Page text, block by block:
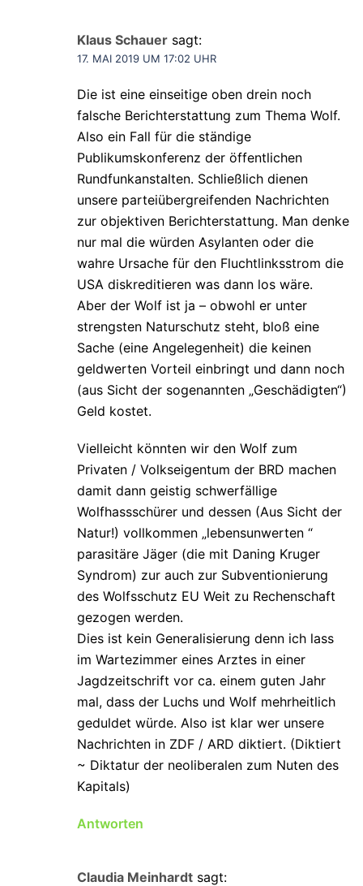
Klaus Schauer sagt:
17. MAI 2019 UM 17:02 UHR
Die ist eine einseitige oben drein noch
falsche Berichterstattung zum Thema Wolf.
Also ein Fall für die ständige
Publikumskonferenz der öffentlichen
Rundfunkanstalten. Schließlich dienen
unsere parteiübergreifenden Nachrichten
zur objektiven Berichterstattung. Man denke
nur mal die würden Asylanten oder die
wahre Ursache für den Fluchtlinksstrom die
USA diskreditieren was dann los wäre.
Aber der Wolf ist ja – obwohl er unter
strengsten Naturschutz steht, bloß eine
Sache (eine Angelegenheit) die keinen
geldwerten Vorteil einbringt und dann noch
(aus Sicht der sogenannten „Geschädigten“)
Geld kostet.
Vielleicht könnten wir den Wolf zum
Privaten / Volkseigentum der BRD machen
damit dann geistig schwerfällige
Wolfhassschürer und dessen (Aus Sicht der
Natur!) vollkommen „lebensunwerten “
parasitäre Jäger (die mit Daning Kruger
Syndrom) zur auch zur Subventionierung
des Wolfsschutz EU Weit zu Rechenschaft
gezogen werden.
Dies ist kein Generalisierung denn ich lass
im Wartezimmer eines Arztes in einer
Jagdzeitschrift vor ca. einem guten Jahr
mal, dass der Luchs und Wolf mehrheitlich
geduldet würde. Also ist klar wer unsere
Nachrichten in ZDF / ARD diktiert. (Diktiert
~ Diktatur der neoliberalen zum Nuten des
Kapitals)
Antworten
Claudia Meinhardt sagt: